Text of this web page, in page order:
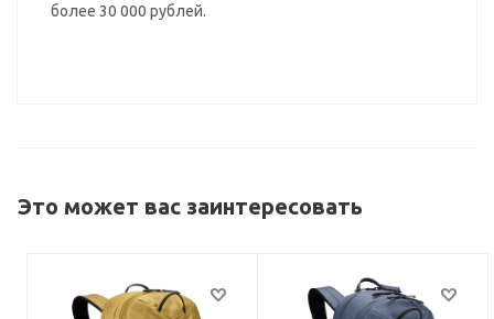
более 30 000 рублей.
Это может вас заинтересовать